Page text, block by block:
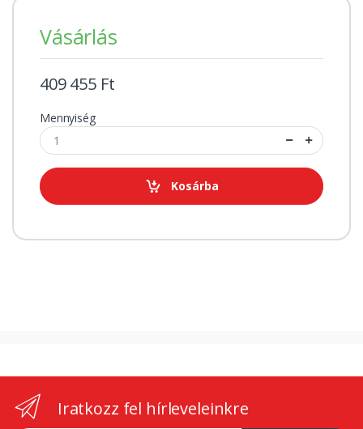
Vásárlás
409 455 Ft
Mennyiség
Kosárba
Iratkozz fel hírleveleinkre